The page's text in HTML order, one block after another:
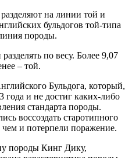
на линии той и
бульдогов той-типа
породы.
по весу. Более 9,07
– той.
Бульдога, который,
года и не достиг каких-либо
стандарта породы.
воссоздать старотипного
чем и потерпели поражение.
породы Кинг Дику,